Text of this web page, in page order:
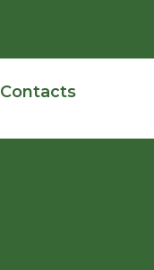
Contacts